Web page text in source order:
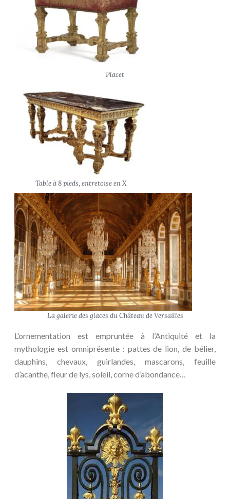
Placet
Table à 8 pieds, entretoise en X
La galerie des glaces du Château de Versailles
L’ornementation est empruntée à l’Antiquité et la
mythologie est omniprésente : pattes de lion, de bélier,
dauphins, chevaux, guirlandes, mascarons, feuille
d’acanthe, fleur de lys, soleil, corne d’abondance…